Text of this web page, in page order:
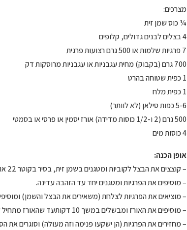
מצרכים:
¼ כוס שמן זית
4 בצלים לבנים גדולים, קלופים
7 פרגיות שלמות או 500 גרם רצועות פרגית
700 גרם (בקבוק) מחית עגבניות או עגבניות מרוסקות דק
1 כפית שטוחה בהרט
1 כפית מלח
5-6 כפות סילאן (לא לוותר)
500 גרם (2 ו-1/2 כוסות מדידה) אורז יסמין או פרסי או בסמטי
4 כוסות מים
אופן הכנה:
– קוצצים את הבצל לקוביות ומטגנים בשמן זית, בסיר בקוטר 22 או 24, עד הזהבה.
– מוסיפים את הפרגיות ומטגנים יחד עד הזהבה עדינה.
– מוציאים את הפרגיות לצלחת (משאירים את הבצל והשמן)
– מוסיפים את האורז ומבשלים במשך 10 דקותעד שהאורז מתחיל להתבשל ויש קצת פחות נוזלים בסיר.
– מחזירים את הפרגיות (הן ישקעו פנימה וזה מעולה) וסוגרים את